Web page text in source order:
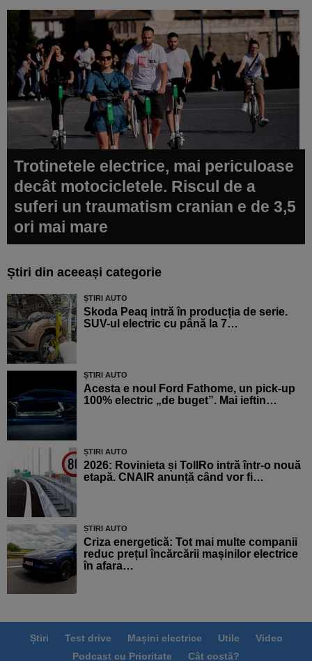
Trotinetele electrice, mai periculoase
decât motocicletele. Riscul de a
suferi un traumatism cranian e de 3,5
ori mai mare
Știri din aceeași categorie
ȘTIRI AUTO
Skoda Peaq intră în producția de serie.
SUV-ul electric cu până la 7…
ȘTIRI AUTO
Acesta e noul Ford Fathome, un pick-up
100% electric „de buget”. Mai ieftin…
ȘTIRI AUTO
2026: Rovinieta și TollRo intră într-o nouă
etapă. CNAIR anunță când vor fi…
ȘTIRI AUTO
Criza energetică: Tot mai multe companii
reduc prețul încărcării mașinilor electrice
în afara…
Știri Test drive Mașini electrice Utile
Video
Podcast cu Prioritate
Cât costă?